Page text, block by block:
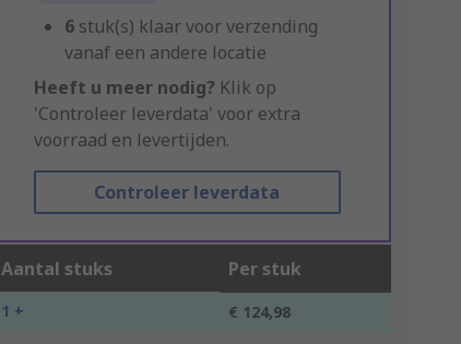
6 stuk(s) klaar voor verzending
vanaf een andere locatie
Heeft u meer nodig? Klik op
'Controleer leverdata' voor extra
voorraad en levertijden.
Controleer leverdata
Aantal stuks Per stuk
1 + € 124,98